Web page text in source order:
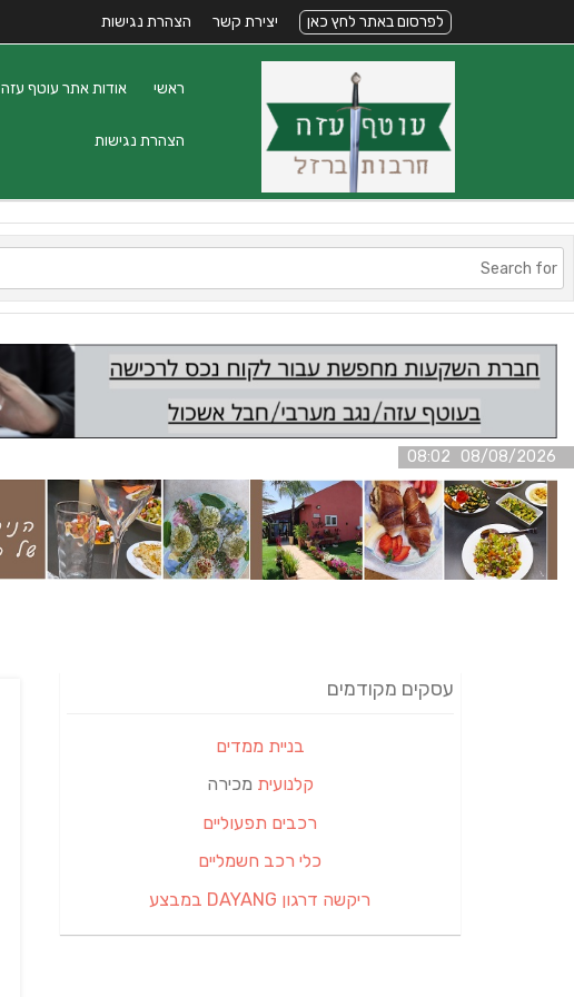
לפרסום באתר לחץ כאן יצירת קשר הצהרת נגישות
ראשי אודות אתר עוטף עזה
הצהרת נגישות
08/08/2026 08:02
עסקים מקודמים
בניית ממדים
קלנועית מכירה
רכבים תפעוליים
כלי רכב חשמליים
ריקשה דרגון DAYANG במבצע